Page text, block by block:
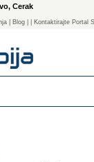
Cerak
Blog | Kontaktirajte Portal